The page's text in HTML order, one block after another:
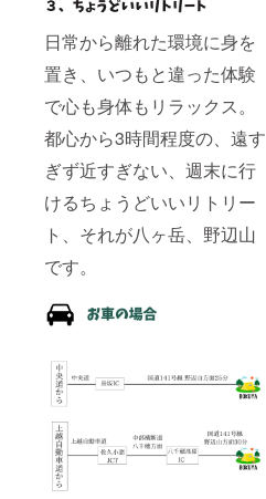
日常から離れた環境に身を
置き、いつもと違った体験
で心も身体もリラックス。
都心から3時間程度の、遠す
ぎず近すぎない、週末に行
けるちょうどいいリトリー
ト、それが八ヶ岳、野辺山
です。